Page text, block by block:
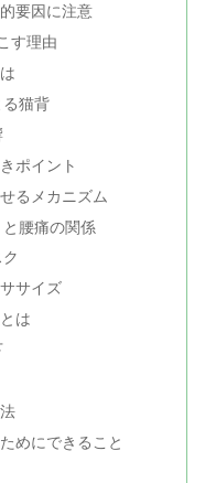
要因に注意
す理由
猫背
ポイント
るメカニズム
腰痛の関係
サイズ
は
めにできること